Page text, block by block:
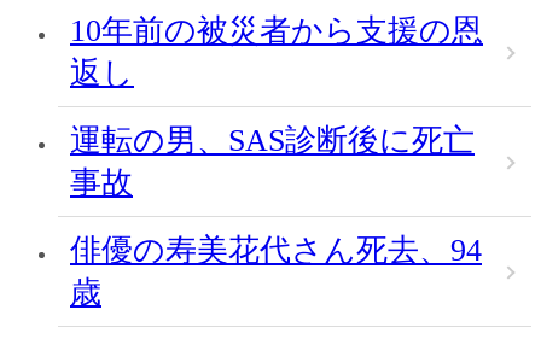
10年前の被災者から支援の恩
返し
運転の男、SAS診断後に死亡
事故
俳優の寿美花代さん死去、94
歳